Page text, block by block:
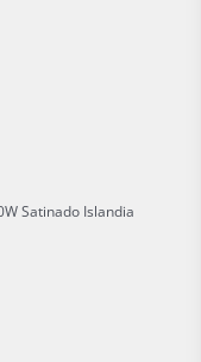
Satinado Islandia